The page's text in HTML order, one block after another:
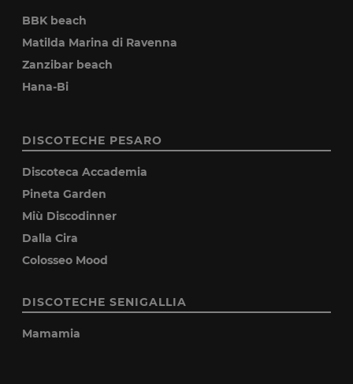
BBK beach
Matilda Marina di Ravenna
Zanzibar beach
Hana-Bi
DISCOTECHE PESARO
Discoteca Accademia
Pineta Garden
Miù Discodinner
Dalla Cira
Colosseo Mood
DISCOTECHE SENIGALLIA
Mamamia